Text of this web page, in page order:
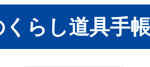
らし道具手